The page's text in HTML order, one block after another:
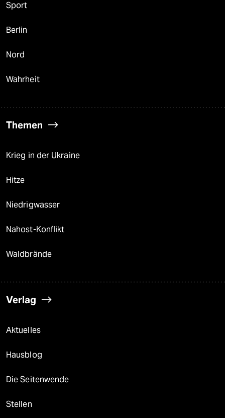
Sport
Berlin
Nord
Wahrheit
Themen
Krieg in der Ukraine
Hitze
Niedrigwasser
Nahost-Konflikt
Waldbrände
Verlag
Aktuelles
Hausblog
Die Seitenwende
Stellen